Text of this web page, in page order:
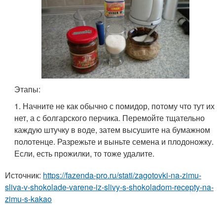
Этапы:
1. Начните не как обычно с помидор, потому что тут их
нет, а с болгарского перчика. Перемойте тщательно
каждую штучку в воде, затем высушите на бумажном
полотенце. Разрежьте и выньте семена и плодоножку.
Если, есть прожилки, то тоже удалите.
Источник: https://fazenda-pro.ru/stati/zagotovki-na-zimu-
sliva-v-shokolade-varene-iz-slivy-s-shokoladom-recepty-na-
zimu-s-kakao